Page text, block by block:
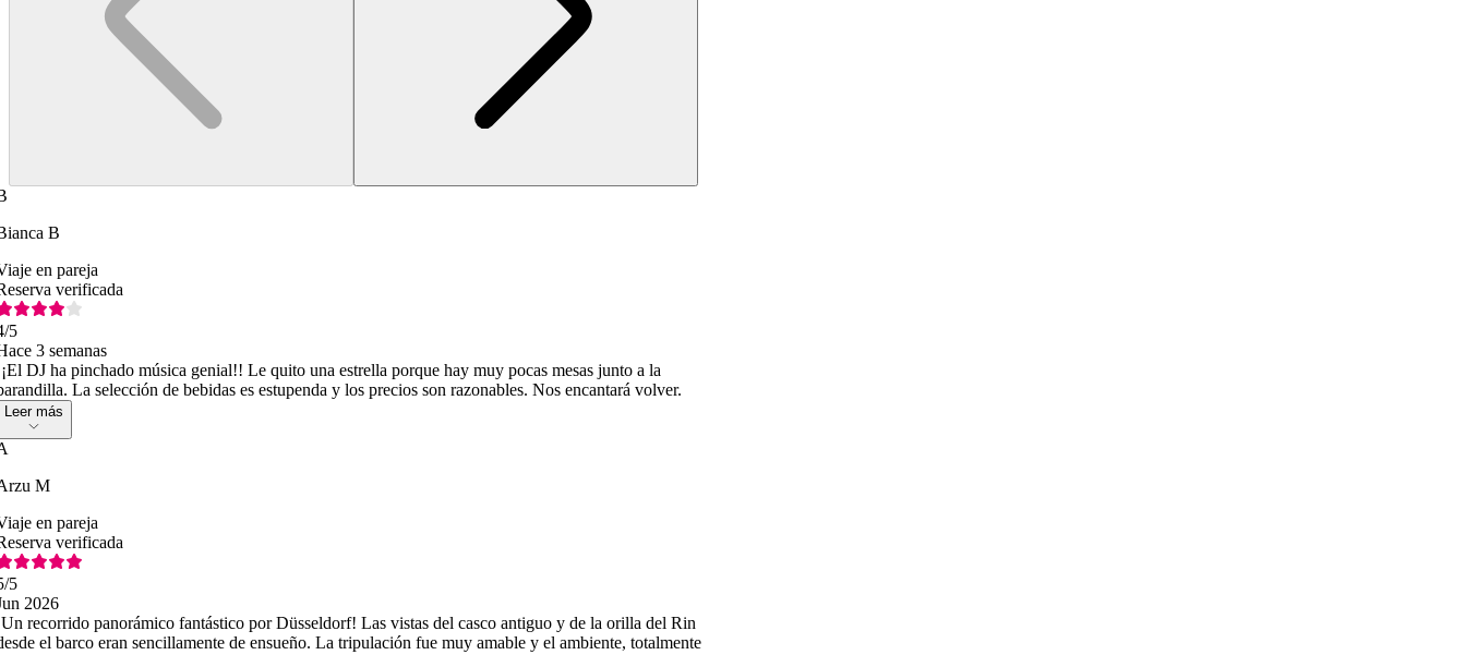
B
en pareja
verificada
/5
3 semanas
DJ ha pinchado música genial!! Le quito una estrella porque hay muy pocas mesas junto a la
La selección de bebidas es estupenda y los precios son razonables. Nos encantará volver.
Leer más
M
en pareja
verificada
/5
2026
recorrido panorámico fantástico por Düsseldorf! Las vistas del casco antiguo y de la orilla del Rin
el barco eran sencillamente de ensueño. La tripulación fue muy amable y el ambiente, totalmente